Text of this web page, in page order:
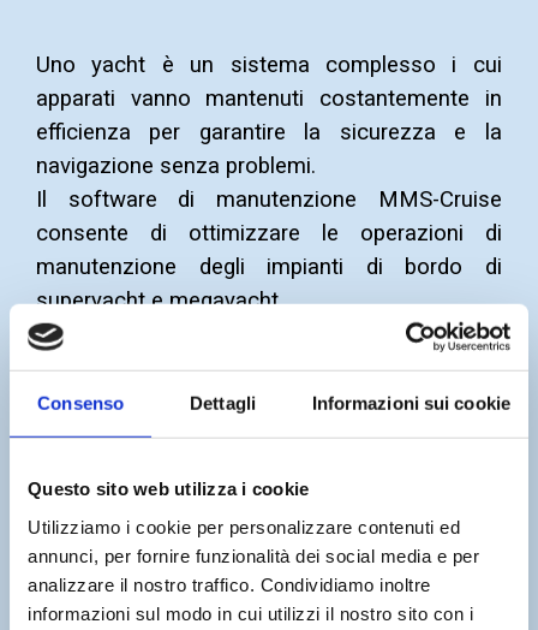
Consenso Dettagli Informazioni sui cookie
Questo sito web utilizza i cookie
Utilizziamo i cookie per personalizzare contenuti ed
annunci, per fornire funzionalità dei social media e per
analizzare il nostro traffico. Condividiamo inoltre
informazioni sul modo in cui utilizzi il nostro sito con i
Uno yacht è un sistema complesso i cui
apparati vanno mantenuti costantemente in
efficienza per garantire la sicurezza e la
navigazione senza problemi.
Il software di manutenzione MMS-Cruise
consente di ottimizzare le operazioni di
manutenzione degli impianti di bordo di
superyacht e megayacht
gestione centralizzata di tutte le manutenzioni